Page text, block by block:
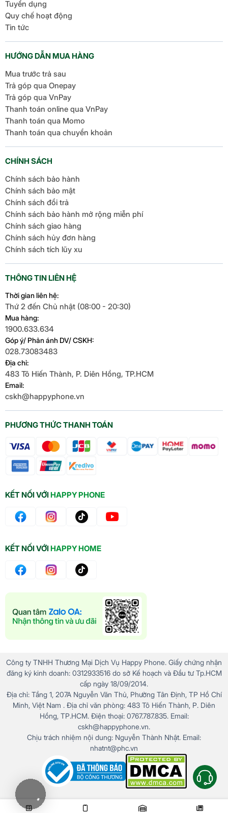
Tuyển dụng
Quy chế hoạt động
Tin tức
HƯỚNG DẪN MUA HÀNG
Mua trước trả sau
Trả góp qua Onepay
Trả góp qua VnPay
Thanh toán online qua VnPay
Thanh toán qua Momo
Thanh toán qua chuyển khoản
PHƯƠNG THỨC THANH TOÁN
KẾT NỐI VỚIHAPPY PHONE
CHÍNH SÁCH
Chính sách bảo hành
Chính sách bảo mật
Chính sách đổi trả
Chính sách bảo hành mở rộng miễn phí
Chính sách giao hàng
Chính sách hủy đơn hàng
Chính sách tích lũy xu
THÔNG TIN LIÊN HỆ
Thời gian liên hệ:
Thứ 2 đến Chủ nhật (08:00 - 20:30)
Mua hàng:
1900.633.634
Góp ý/ Phản ánh DV/ CSKH:
028.73083483
Địa chỉ:
483 Tô Hiến Thành, P. Diên Hồng, TP.HCM
Email:
cskh@happyphone.vn
KẾT NỐI VỚIHAPPY HOME
Công ty TNHH Thương Mại Dịch Vụ Happy Phone. Giấy chứng nhận
đăng ký kinh doanh: 0312933516 do sở Kế hoạch và Đầu tư Tp.HCM
cấp ngày 18/09/2014.
Địa chỉ: Tầng 1, 207A Nguyễn Văn Thủ, Phường Tân Định, TP Hồ Chí
Minh, Việt Nam . Địa chỉ văn phòng: 483 Tô Hiến Thành, P. Diên
Hồng, TP.HCM. Điện thoại: 0767.787.835. Email:
cskh@happyphone.vn.
Chịu trách nhiệm nội dung: Nguyễn Thành Nhật. Email:
nhatnt@phc.vn